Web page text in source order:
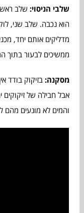
שלבי הניסוי: שלב
הוא נכבה. שלב שני,
מדליקים אותם יחד,
ממשיכים לבעור בתוך
מסקנה: בזיקוק בודד
אבל חבילה של זיקוקים
והמים לא מונעים מהם